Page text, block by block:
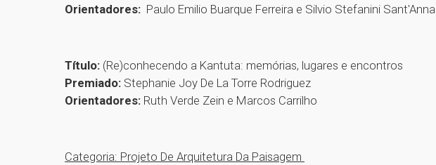
Orientadores: Paulo Emilio Buarque Ferreira e Silvio Stefanini Sant'Anna
Título: (Re)conhecendo a Kantuta: memórias, lugares e encontros
Premiado: Stephanie Joy De La Torre Rodriguez
Orientadores: Ruth Verde Zein e Marcos Carrilho
Categoria: Projeto De Arquitetura Da Paisagem